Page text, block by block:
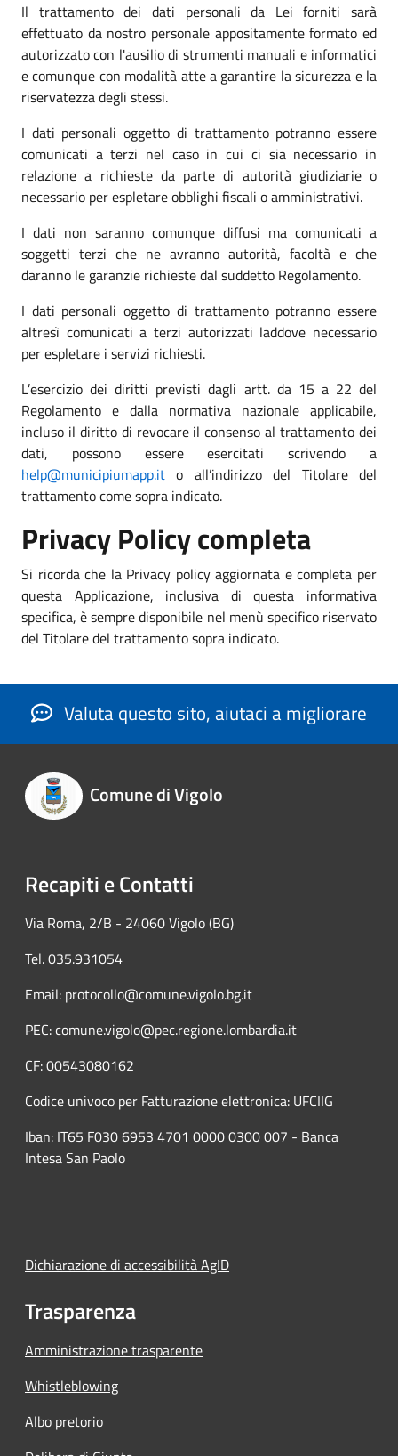
Il trattamento dei dati personali da Lei forniti sarà
effettuato da nostro personale appositamente formato ed
autorizzato con l'ausilio di strumenti manuali e informatici
e comunque con modalità atte a garantire la sicurezza e la
riservatezza degli stessi.
I dati personali oggetto di trattamento potranno essere
comunicati a terzi nel caso in cui ci sia necessario in
relazione a richieste da parte di autorità giudiziarie o
necessario per espletare obblighi fiscali o amministrativi.
I dati non saranno comunque diffusi ma comunicati a
soggetti terzi che ne avranno autorità, facoltà e che
daranno le garanzie richieste dal suddetto Regolamento.
I dati personali oggetto di trattamento potranno essere
altresì comunicati a terzi autorizzati laddove necessario
per espletare i servizi richiesti.
L’esercizio dei diritti previsti dagli artt. da 15 a 22 del
Regolamento e dalla normativa nazionale applicabile,
incluso il diritto di revocare il consenso al trattamento dei
dati, possono essere esercitati scrivendo a
help@municipiumapp.it o all’indirizzo del Titolare del
trattamento come sopra indicato.
Privacy Policy completa
Si ricorda che la Privacy policy aggiornata e completa per
questa Applicazione, inclusiva di questa informativa
specifica, è sempre disponibile nel menù specifico riservato
del Titolare del trattamento sopra indicato.
Valuta questo sito, aiutaci a migliorare
Comune di Vigolo
Recapiti e Contatti
Via Roma, 2/B - 24060 Vigolo (BG)
Tel. 035.931054
Email: protocollo@comune.vigolo.bg.it
PEC: comune.vigolo@pec.regione.lombardia.it
CF: 00543080162
Codice univoco per Fatturazione elettronica: UFCIIG
Iban: IT65 F030 6953 4701 0000 0300 007 - Banca
Intesa San Paolo
Dichiarazione di accessibilità AgID
Trasparenza
Amministrazione trasparente
Whistleblowing
Albo pretorio